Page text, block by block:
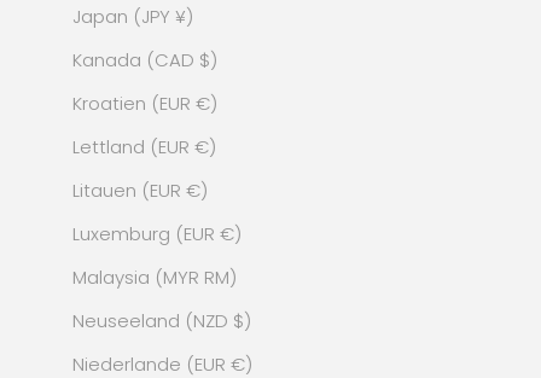
Japan (JPY ¥)
Kanada (CAD $)
Kroatien (EUR €)
Lettland (EUR €)
Litauen (EUR €)
Luxemburg (EUR €)
Malaysia (MYR RM)
Neuseeland (NZD $)
Niederlande (EUR €)